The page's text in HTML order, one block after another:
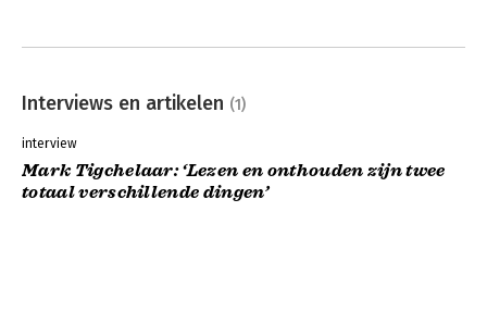
Interviews en artikelen (1)
interview
Mark Tigchelaar: ‘Lezen en onthouden zijn twee
totaal verschillende dingen’